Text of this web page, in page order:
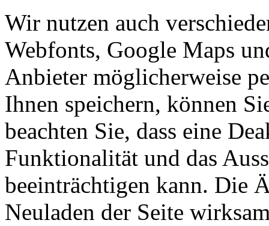
Wir nutzen auch
Webfonts, Google Maps
Anbieter möglicherweise
Ihnen speichern, können
beachten Sie, dass eine
Funktionalität und das
beeinträchtigen kann. Die
Neuladen der Seite